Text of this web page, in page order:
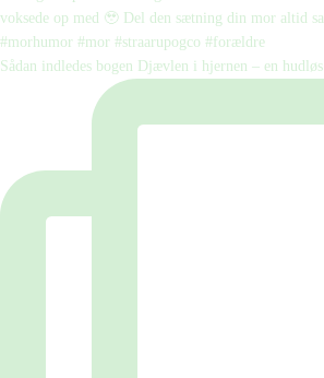
Sådan indledes bogen Djævlen i hjernen – en hudløs